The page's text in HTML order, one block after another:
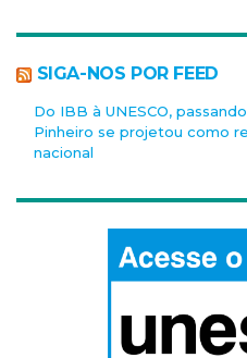
SIGA-NOS POR FEED
Do IBB à UNESCO,
Pinheiro se projetou como
nacional